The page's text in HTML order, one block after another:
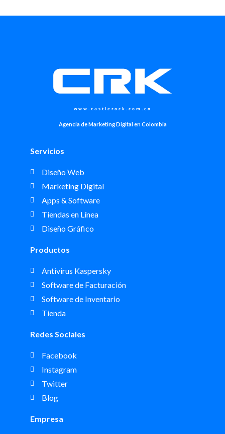
www.castlerock.com.co
Agencia de Marketing Digital en Colombia
Servicios
Diseño Web
Marketing Digital
Apps & Software
Tiendas en Línea
Diseño Gráfico
Productos
Antivirus Kaspersky
Software de Facturación
Software de Inventario
Tienda
Redes Sociales
Facebook
Instagram
Twitter
Blog
Empresa